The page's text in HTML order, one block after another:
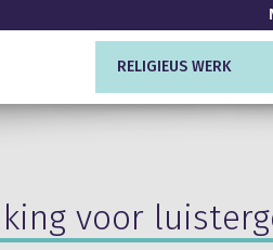
RELIGIEUS WERK
voor